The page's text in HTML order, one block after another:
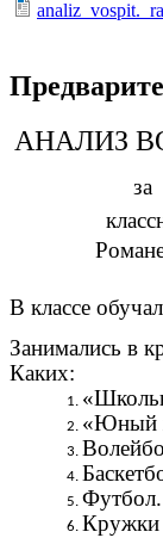
АНАЛИЗ
за
В классе
Занимались в
Каких:
«Юный
Футбол.